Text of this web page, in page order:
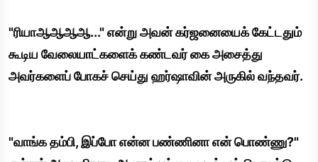
"ரியாஆஆஆஆ..." என்று அவன் கர்ஜனையைக் கேட்டதும்
கூடிய வேலையாட்களைக் கண்டவர் கை அசைத்து
அவர்களைப் போகச் செய்து ஹர்ஷாவின் அருகில் வந்தவர்.
"வாங்க தம்பி, இப்போ என்ன பண்ணினா என் பொண்ணு?"